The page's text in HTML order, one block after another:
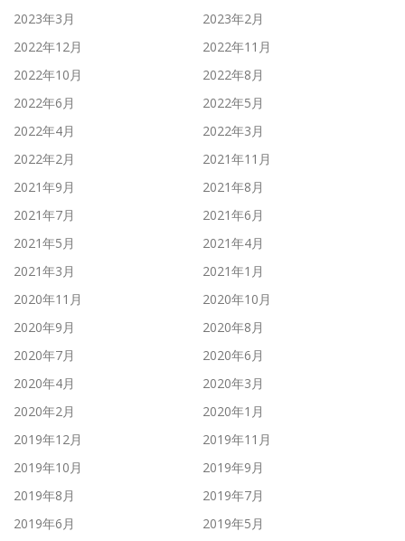
2023年3月
2023年2月
2022年12月
2022年11月
2022年10月
2022年8月
2022年6月
2022年5月
2022年4月
2022年3月
2022年2月
2021年11月
2021年9月
2021年8月
2021年7月
2021年6月
2021年5月
2021年4月
2021年3月
2021年1月
2020年11月
2020年10月
2020年9月
2020年8月
2020年7月
2020年6月
2020年4月
2020年3月
2020年2月
2020年1月
2019年12月
2019年11月
2019年10月
2019年9月
2019年8月
2019年7月
2019年6月
2019年5月